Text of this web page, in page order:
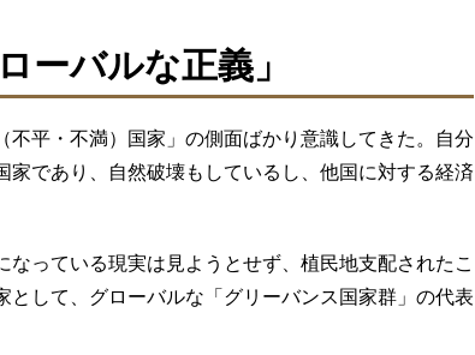
ーバルな正義」
不平・不満）国家」の側面ばかり意識してきた。自分
家であり、自然破壊もしているし、他国に対する経済
なっている現実は見ようとせず、植民地支配されたこ
として、グローバルな「グリーバンス国家群」の代表